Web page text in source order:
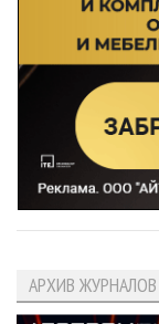
АРХИВ ЖУРНАЛОВ